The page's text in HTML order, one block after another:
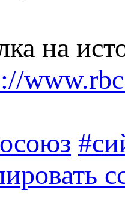
на